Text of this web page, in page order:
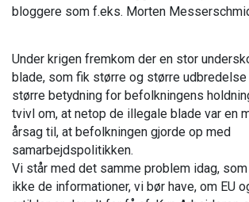
bloggere som f.eks. Morten
Under krigen fremkom der en stor
blade, som fik større og større
større betydning for befolkningens
tvivl om, at netop de illegale blade var en
årsag til, at befolkningen gjorde op med
samarbejdspolitikken.
Vi står med det samme problem idag,
ikke de informationer, vi bør have, om EU